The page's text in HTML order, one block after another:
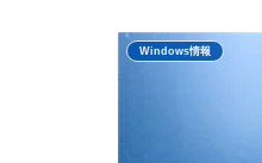
Windows情報